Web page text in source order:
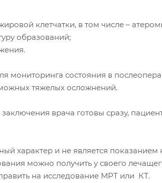
клетчатки, в том числе –
образований;
мониторинга состояния в
тяжелых осложнений.
врача готовы сразу,
характер и не является
можно получить у своего
на исследование МРТ или КТ.